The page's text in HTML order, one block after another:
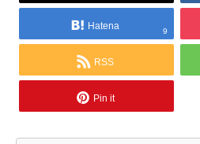
Hatena 9
RSS
Pin it